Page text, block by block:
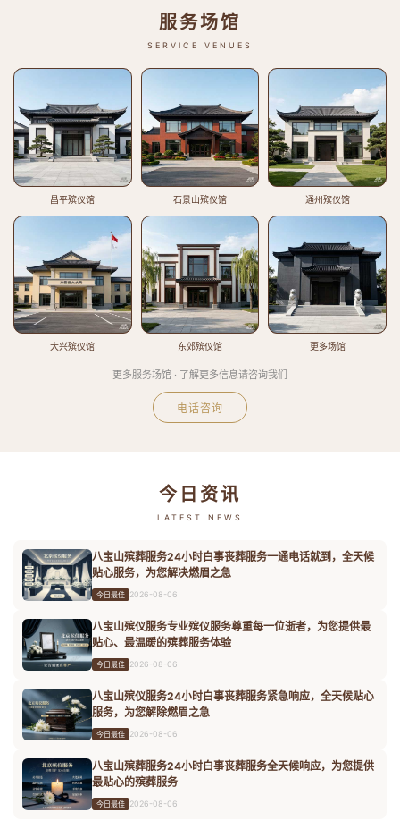
服务场馆
SERVICE VENUES
昌平殡仪馆 石景山殡仪馆 通州殡仪馆
大兴殡仪馆 东郊殡仪馆 更多场馆
更多服务场馆 · 了解更多信息请咨询我们
电话咨询
今日资讯
LATEST NEWS
八宝山殡葬服务24小时白事丧葬服务一通电话就到，全天候
贴心服务，为您解决燃眉之急
今日最佳 2026-08-06
八宝山殡仪服务专业殡仪服务尊重每一位逝者，为您提供最
贴心、最温暖的殡葬服务体验
今日最佳 2026-08-06
八宝山殡仪服务24小时白事丧葬服务紧急响应，全天候贴心
服务，为您解除燃眉之急
今日最佳 2026-08-06
八宝山殡葬服务24小时白事丧葬服务全天候响应，为您提供
最贴心的殡葬服务
今日最佳 2026-08-06